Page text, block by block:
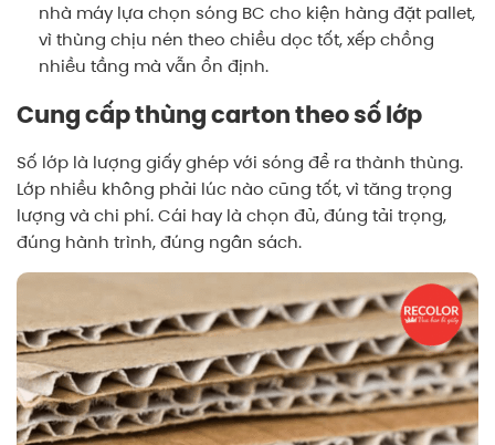
nhà máy lựa chọn sóng BC cho kiện hàng đặt pallet,
vì thùng chịu nén theo chiều dọc tốt, xếp chồng
nhiều tầng mà vẫn ổn định.
Cung cấp thùng carton theo số lớp
Số lớp là lượng giấy ghép với sóng để ra thành thùng.
Lớp nhiều không phải lúc nào cũng tốt, vì tăng trọng
lượng và chi phí. Cái hay là chọn đủ, đúng tải trọng,
đúng hành trình, đúng ngân sách.